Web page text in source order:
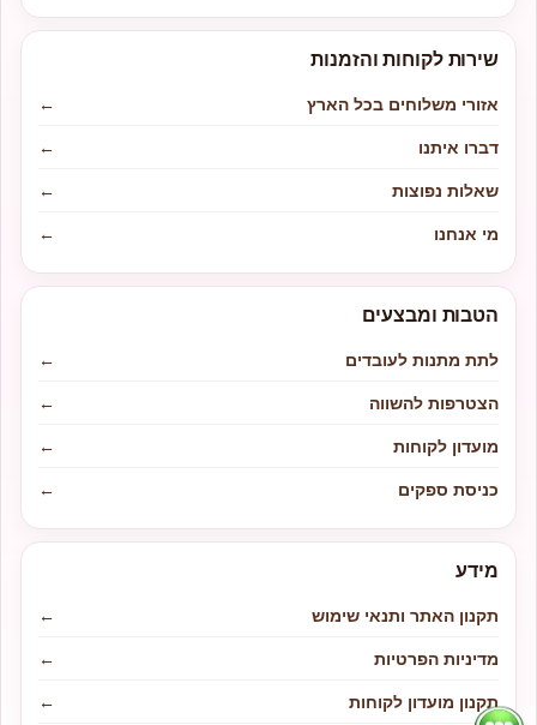
שירות לקוחות והזמנות
אזורי משלוחים בכל הארץ
←
דברו איתנו
←
שאלות נפוצות
←
מי אנחנו
←
הטבות ומבצעים
לתת מתנות לעובדים
←
הצטרפות להשווה
←
מועדון לקוחות
←
כניסת ספקים
←
מידע
תקנון האתר ותנאי שימוש
←
מדיניות הפרטיות
←
תקנון מועדון לקוחות
←